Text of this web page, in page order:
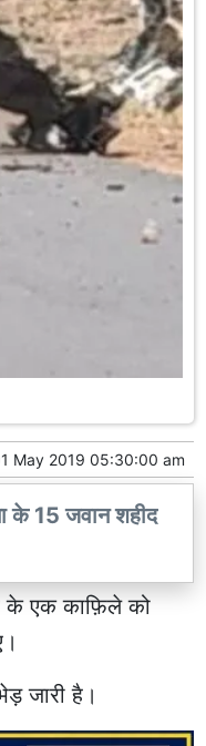
May 2019 05:30:00 am
के 15 जवान शहीद
के एक काफ़िले को
जारी है।